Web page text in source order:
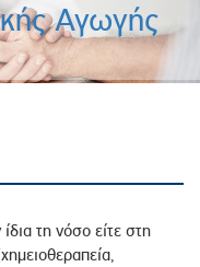
Αγωγής
τη νόσο είτε στη